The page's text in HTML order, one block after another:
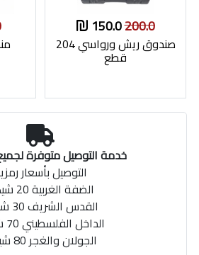
200.0
150.0
صندوق ريش ورواسي 204
قطع
خدمة التوصيل متوفرة
التوصيل بأسعار
الضفة الغربية 20 شيكل
القدس الشريف 30 شيكل
الداخل الفلسطيني 70 شيكل
الجولان والغجر 80 شيكل